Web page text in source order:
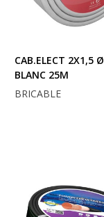
CAB.ELECT 2X1,5 Ø
BLANC 25M
BRICABLE